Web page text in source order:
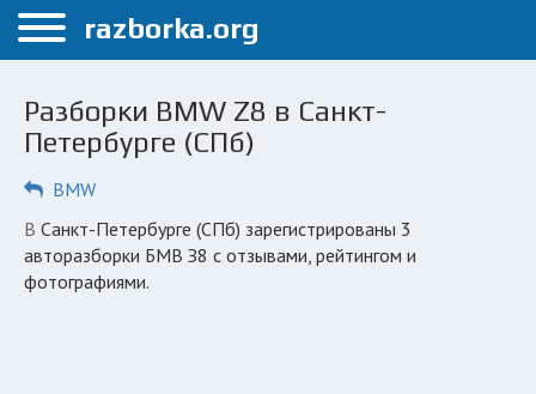
Меню
Санкт-Петербург
Автосервисы
Разборки BMW Z8 в Санкт-
Петербурге (СПб)
BMW
в Санкт-Петербурге (СПб) зарегистрированы 3
авторазборки БМВ З8 с отзывами, рейтингом и
фотографиями.
razborka.org